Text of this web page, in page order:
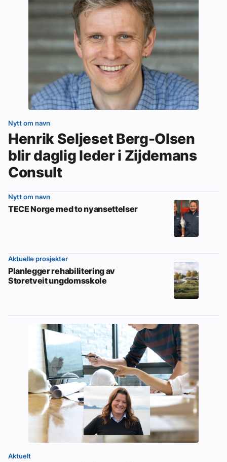
Nytt om navn
Henrik Seljeset Berg-Olsen
blir daglig leder i Zijdemans
Consult
Nytt om navn
TECE Norge med to nyansettelser
Aktuelle prosjekter
Planlegger rehabilitering av
Storetveit ungdomsskole
Aktuelt